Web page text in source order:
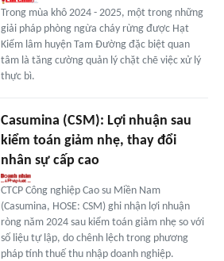
Trong mùa khô 2024 - 2025, một trong những
giải pháp phòng ngừa cháy rừng được Hạt
Kiểm lâm huyện Tam Đường đặc biệt quan
tâm là tăng cường quản lý chặt chẽ việc xử lý
thực bì.
Casumina (CSM): Lợi nhuận sau
kiểm toán giảm nhẹ, thay đổi
nhân sự cấp cao
CTCP Công nghiệp Cao su Miền Nam
(Casumina, HOSE: CSM) ghi nhận lợi nhuận
ròng năm 2024 sau kiểm toán giảm nhẹ so với
số liệu tự lập, do chênh lệch trong phương
pháp tính thuế thu nhập doanh nghiệp.